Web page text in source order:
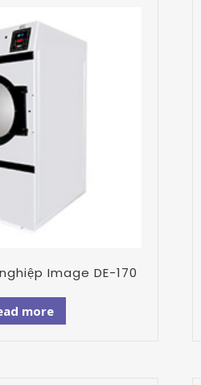
Image DE-170
more